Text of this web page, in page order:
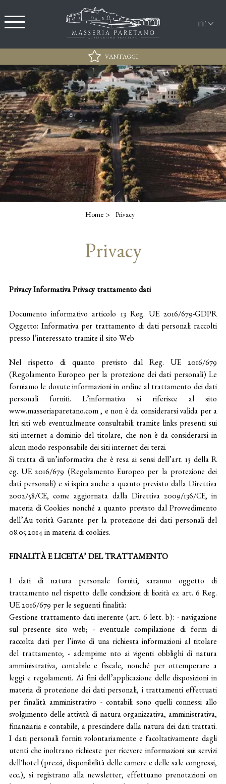
IT
VANTAGGI
Miglior Tariffa
Parcheggio Gratuito
Sconto esclusivo del 15% per l'accesso presso il
Lido Sabbiadoro
Wi-Fi
Home Privacy
Privacy
Privacy Informativa Privacy trattamento dati
Documento informativo articolo 13 Reg. UE 2016/679-GDPR
Oggetto: Informativa per trattamento di dati personali raccolti
presso l’interessato tramite il sito Web
Nel rispetto di quanto previsto dal Reg. UE 2016/679
(Regolamento Europeo per la protezione dei dati personali) Le
forniamo le dovute informazioni in ordine al trattamento dei dati
personali forniti. L’informativa si riferisce al sito
www.masseriaparetano.com , e non è da considerarsi valida per a
ltri siti web eventualmente consultabili tramite links presenti sui
siti internet a dominio del titolare, che non è da considerarsi in
alcun modo responsabile dei siti internet dei terzi.
Si tratta di un’informativa che è resa ai sensi dell’art. 13 della R
eg. UE 2016/679 (Regolamento Europeo per la protezione dei
dati personali) e si ispira anche a quanto previsto dalla Direttiva
2002/58/CE, come aggiornata dalla Direttiva 2009/136/CE, in
materia di Cookies nonché a quanto previsto dal Provvedimento
dell’Au torità Garante per la protezione dei dati personali del
08.05.2014 in materia di cookies.
FINALITÀ E LICEITA’ DEL TRATTAMENTO
I dati di natura personale forniti, saranno oggetto di
trattamento nel rispetto delle condizioni di liceità ex art. 6 Reg.
UE 2016/679 per le seguenti finalità:
Gestione trattamento dati inerente (art. 6 lett. b): - navigazione
sul presente sito web; - eventuale compilazione di form di
raccolta dati per l’invio di una richiesta informazioni al titolare
del trattamento; - adempime nto ai vigenti obblighi di natura
amministrativa, contabile e fiscale, nonché per ottemperare a
leggi e regolamenti. Ai fini dell’applicazione delle disposizioni in
materia di protezione dei dati personali, i trattamenti effettuati
per finalità amministrativo - contabili sono quelli connessi allo
svolgimento delle attività di natura organizzativa, amministrativa,
finanziaria e contabile, a prescindere dalla natura dei dati trattati.
I dati personali forniti volontariamente e facoltativamente dagli
utenti che inoltrano richieste per ricevere informazioni sui servizi
dell'hotel (prezzi, disponibilità delle camere e delle sale congressi,
ecc.), si registrano alla newsletter, effettuano prenotazioni on